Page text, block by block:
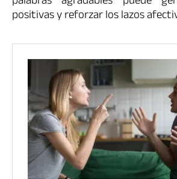
positivas y reforzar los lazos